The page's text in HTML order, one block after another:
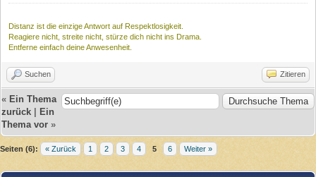
Distanz ist die einzige Antwort auf Respektlosigkeit.
Reagiere nicht, streite nicht, stürze dich nicht ins Drama.
Entferne einfach deine Anwesenheit.
Suchen Zitieren
« Ein Thema
zurück
Ein
Thema vor »
Seiten (6): « Zurück 1 2 3 4 5 6 Weiter »